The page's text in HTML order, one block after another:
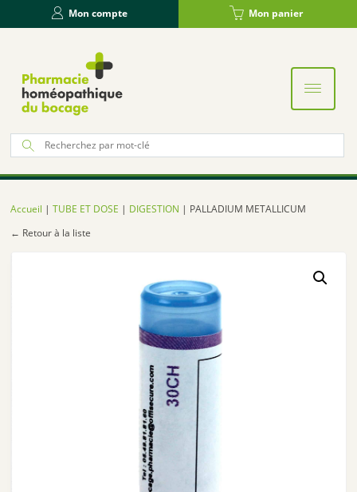
Mon compte Mon panier
:
Accueil |TUBE ET DOSE | DIGESTION | PALLADIUM METALLICUM
← Retour à la liste
Panneau de gestion des cookies